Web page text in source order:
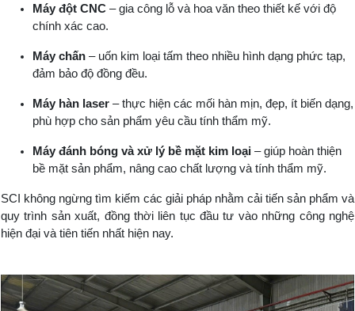
Máy đột CNC – gia công lỗ và hoa văn theo thiết kế với độ
chính xác cao.
Máy chấn – uốn kim loại tấm theo nhiều hình dạng phức tạp,
đảm bảo độ đồng đều.
Máy hàn laser – thực hiện các mối hàn mịn, đẹp, ít biến dạng,
phù hợp cho sản phẩm yêu cầu tính thẩm mỹ.
Máy đánh bóng và xử lý bề mặt kim loại – giúp hoàn thiện
bề mặt sản phẩm, nâng cao chất lượng và tính thẩm mỹ.
SCI không ngừng tìm kiếm các giải pháp nhằm cải tiến sản phẩm và
quy trình sản xuất, đồng thời liên tục đầu tư vào những công nghệ
hiện đại và tiên tiến nhất hiện nay.